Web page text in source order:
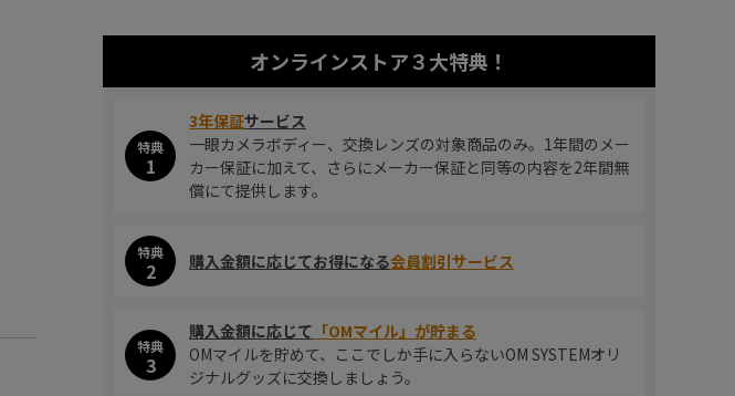
オンラインストア３大特典！
特典
1
3年保証サービス
一眼カメラボディー、交換レンズの対象商品のみ。1年間のメー
カー保証に加えて、さらにメーカー保証と同等の内容を2年間無
償にて提供します。
特典
2 購入金額に応じてお得になる会員割引サービス
特典
3
購入金額に応じて 「OMマイル」が貯まる
OMマイルを貯めて、ここでしか手に入らないOM SYSTEMオリ
ジナルグッズに交換しましょう。